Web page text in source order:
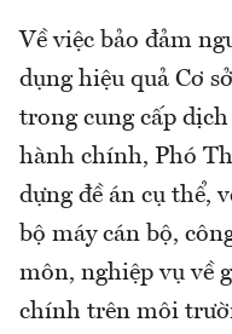
Về việc bảo đảm
dụng hiệu quả Cơ
trong cung cấp
hành chính, Phó
dựng đề án cụ thể,
bộ máy cán bộ,
môn, nghiệp vụ về
chính trên môi